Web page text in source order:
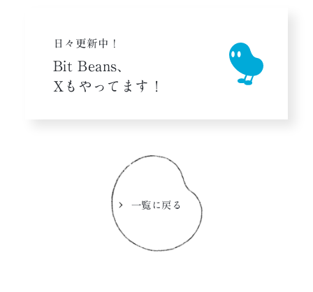
日々更新中！
Bit Beans、
Xもやってます！
一覧に戻る